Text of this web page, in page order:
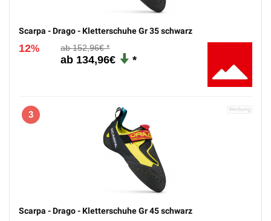
Scarpa - Drago - Kletterschuhe Gr 35 schwarz
12% 152,96€
134,96€
3
Scarpa - Drago - Kletterschuhe Gr 45 schwarz